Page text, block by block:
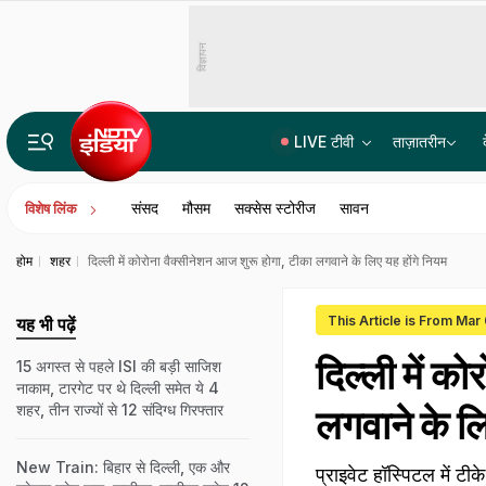
विज्ञापन
LIVE टीवी ताज़ातरीन
विशेष लिंक संसद मौसम सक्सेस स्टोरीज सावन
होम शहर दिल्ली में कोरोना वैक्सीनेशन आज शुरू होगा, टीका लगवाने के लिए यह होंगे नियम
This Article is From Mar
दिल्ली में
लगवाने के
प्राइवेट हॉस्पिटल में
यह भी पढ़ें
15 अगस्त से पहले ISI की बड़ी साजिश
नाकाम, टारगेट पर थे द‍िल्‍ली समेत ये 4
शहर, तीन राज्‍यों से 12 संद‍िग्‍ध ग‍िरफ्तार
New Train: बिहार से दिल्ली, एक और